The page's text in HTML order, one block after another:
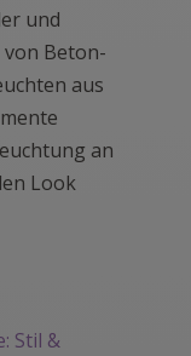
und
Beton-
aus
an
Look
Stil &